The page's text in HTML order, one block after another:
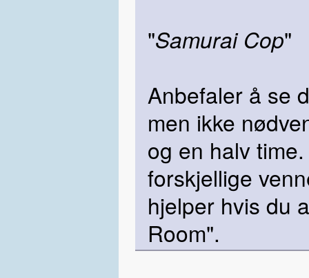
"Samurai Cop"
Anbefaler å se
men ikke
og en halv
forskjellige
hjelper hvis du
Room".